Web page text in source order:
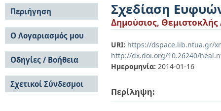
Σχεδίαση
Δημούσιος, Θεμιστοκλής
URI: https://dspace.lib.ntua.gr/
http://dx.doi.org/10.26240/
Ημερομηνία: 2014-01-16
Περίληψη:
Περιήγηση
Σε όλο το DSpace
Κοινότητες & Συλλογές
Ανά Ημερομηνία
Έκδοσης
Συγγραφείς
Τίτλοι
Θέματα
Ο Λογαριασμός μου
Σύνδεση
Εγγραφή
Οδηγίες / Βοήθεια
Οδηγίες Υποβολής
Οδηγίες Χρήσης ΙΑ
Συχνές Ερωτήσεις
Σχετικοί Σύνδεσμοι